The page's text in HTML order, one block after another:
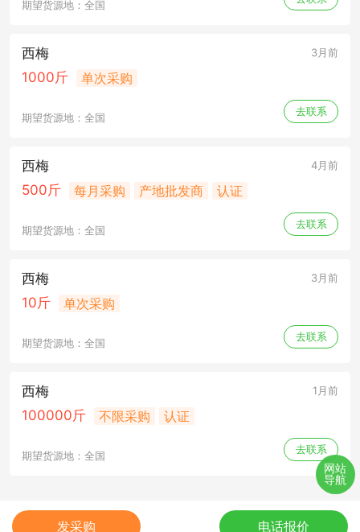
期望货源地：全国
西梅 3月前
1000斤 单次采购
期望货源地：全国
去联系
西梅 4月前
500斤 每月采购 产地批发商 认证
期望货源地：全国
去联系
西梅 3月前
10斤 单次采购
期望货源地：全国
去联系
西梅 1月前
100000斤 不限采购 认证
期望货源地：全国
去联系
发采购 电话报价
网站
导航